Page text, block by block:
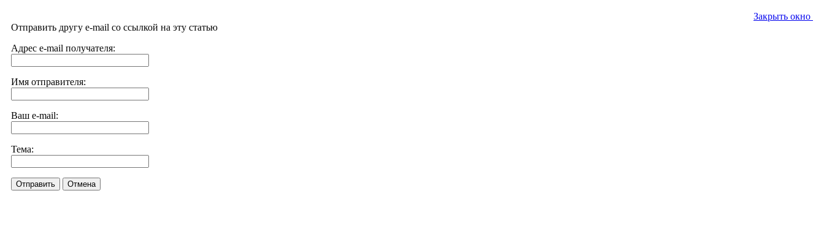
Закрыть окно
Отправить другу e-mail со ссылкой на эту статью
Адрес e-mail получателя:
Имя отправителя:
Ваш e-mail:
Тема:
Отправить Отмена